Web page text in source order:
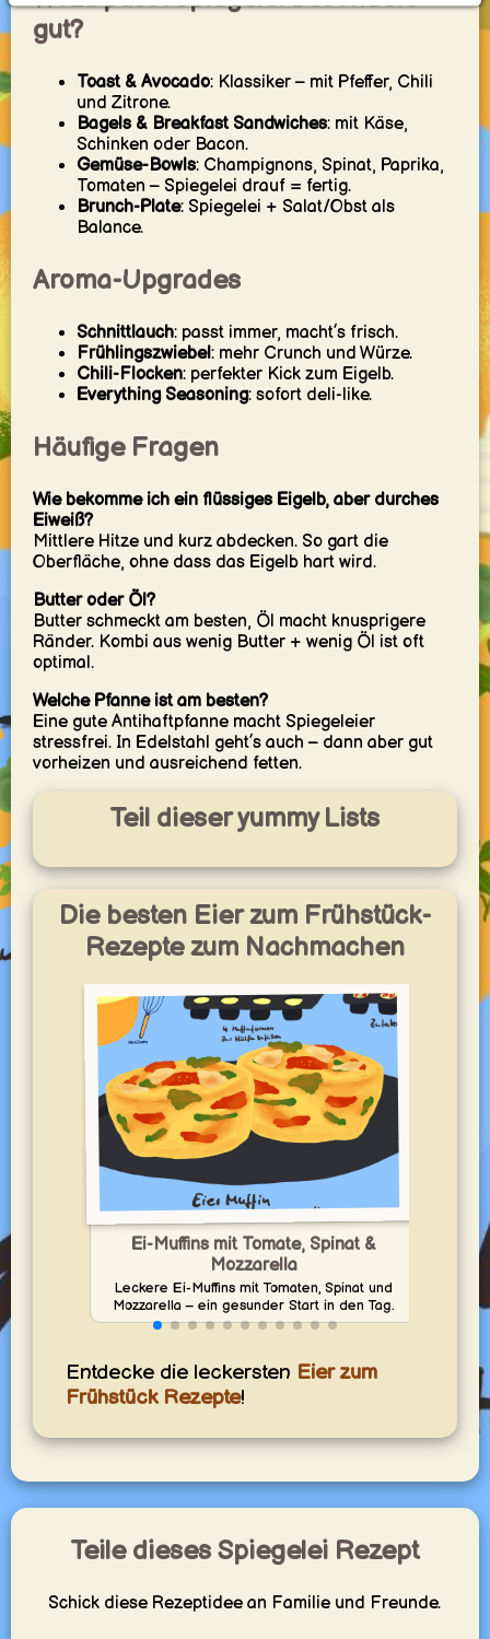
gut?
Toast & Avocado: Klassiker – mit Pfeffer, Chili
und Zitrone.
Bagels & Breakfast Sandwiches: mit Käse,
Schinken oder Bacon.
Gemüse-Bowls: Champignons, Spinat, Paprika,
Tomaten – Spiegelei drauf = fertig.
Brunch-Plate: Spiegelei + Salat/Obst als
Balance.
Aroma-Upgrades
Schnittlauch: passt immer, macht’s frisch.
Frühlingszwiebel: mehr Crunch und Würze.
Chili-Flocken: perfekter Kick zum Eigelb.
Everything Seasoning: sofort deli-like.
Häufige Fragen
Wie bekomme ich ein flüssiges Eigelb, aber durches
Eiweiß?
Mittlere Hitze und kurz abdecken. So gart die
Oberfläche, ohne dass das Eigelb hart wird.
Butter oder Öl?
Butter schmeckt am besten, Öl macht knusprigere
Ränder. Kombi aus wenig Butter + wenig Öl ist oft
optimal.
Welche Pfanne ist am besten?
Eine gute Antihaftpfanne macht Spiegeleier
stressfrei. In Edelstahl geht’s auch – dann aber gut
vorheizen und ausreichend fetten.
Teil dieser yummy Lists
Die besten Eier zum Frühstück-
Rezepte zum Nachmachen
Ei-Muffins mit Tomate, Spinat &
Mozzarella
Leckere Ei-Muffins mit Tomaten, Spinat und
Mozzarella – ein gesunder Start in den Tag.
Entdecke die leckersten Eier zum
Frühstück Rezepte!
Teile dieses Spiegelei Rezept
Schick diese Rezeptidee an Familie und Freunde.